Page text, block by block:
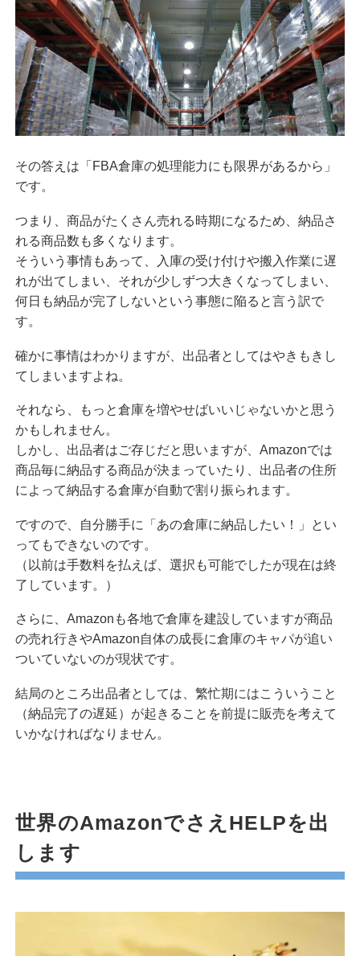
その答えは「FBA倉庫の処理能力にも限界があるから」
です。
つまり、商品がたくさん売れる時期になるため、納品さ
れる商品数も多くなります。
そういう事情もあって、入庫の受け付けや搬入作業に遅
れが出てしまい、それが少しずつ大きくなってしまい、
何日も納品が完了しないという事態に陥ると言う訳で
す。
確かに事情はわかりますが、出品者としてはやきもきし
てしまいますよね。
それなら、もっと倉庫を増やせばいいじゃないかと思う
かもしれません。
しかし、出品者はご存じだと思いますが、Amazonでは
商品毎に納品する商品が決まっていたり、出品者の住所
によって納品する倉庫が自動で割り振られます。
ですので、自分勝手に「あの倉庫に納品したい！」とい
ってもできないのです。
（以前は手数料を払えば、選択も可能でしたが現在は終
了しています。）
さらに、Amazonも各地で倉庫を建設していますが商品
の売れ行きやAmazon自体の成長に倉庫のキャパが追い
ついていないのが現状です。
結局のところ出品者としては、繁忙期にはこういうこと
（納品完了の遅延）が起きることを前提に販売を考えて
いかなければなりません。
世界のAmazonでさえHELPを出
します